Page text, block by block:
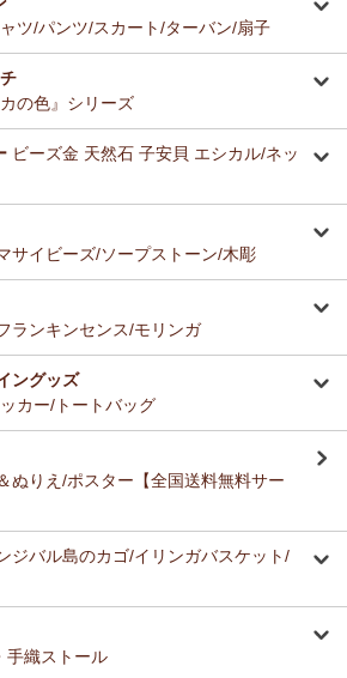
～キテンゲ◇ハイクオリティ◇で仕立てた
ップド丈～
ョルダーミニバッグ 3WAY 斜掛けOK～
ィ◇で仕立てた新作登場！『ニッポンの
・アート～Mサイズの作品 新入荷！作家
ーでご紹介します
作家名 M―Z
・アート～チャリンダの作品コーナー
ンダが遺してくださった作品を、これか
ります。
イズ展開〉～ガラスとんぼ玉付き 新入
・アート～Sサイズの作品 新入荷！作家
ーでご紹介します
作家名 M―Z
ガ・アート～Lサイズの作品 新入荷！作家
っています。どのお料理なんにでも合いま
ティンガ・アートへのご感想
から気になっていて、今回思いきって購入す
も楽しみにしております。
くて大好きです。これからも愛飲させていた
平ポーチへのご感想
いた平ポーチ、母子手帳がちょうど入り、毎
買いましたが、造りがわずかに異なるよう
小くて母子手帳がぎりぎり入りませんでし
で化粧入れなどに使います。
毎朝の紅茶として、味とコストのバランスが
愛飲しています。
de洗える立体布マスク～やさしいゴ
のご感想
ツ/パンツ/スカート/ターバン/扇子
の色』シリーズ
ビーズ金 天然石 子安貝 エシカル/ネッ
サイビーズ/ソープストーン/木彫
ランキンセンス/モリンガ
ングッズ
カー/トートバッグ
ぬりえ/ポスター【全国送料無料サー
ジバル島のカゴ/イリンガバスケット/
手織ストール